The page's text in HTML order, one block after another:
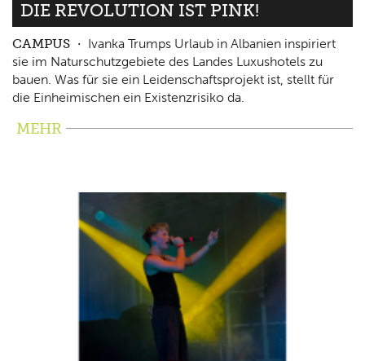
DIE REVOLUTION IST PINK!
CAMPUS
Ivanka Trumps Urlaub in Albanien inspiriert
sie im Naturschutzgebiete des Landes Luxushotels zu
bauen. Was für sie ein Leidenschaftsprojekt ist, stellt für
die Einheimischen ein Existenzrisiko da.
MEHR